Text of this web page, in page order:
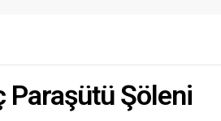
Paraşütü Şöleni